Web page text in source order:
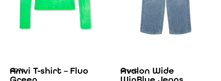
AO76
Amvi T-shirt – Fluo
Grunt
Avalon Wide